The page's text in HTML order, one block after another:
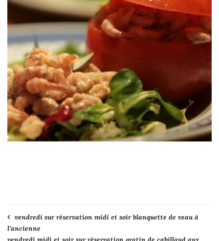
Navigation
de
vendredi sur réservation midi et soir blanquette de veau à
l’ancienne